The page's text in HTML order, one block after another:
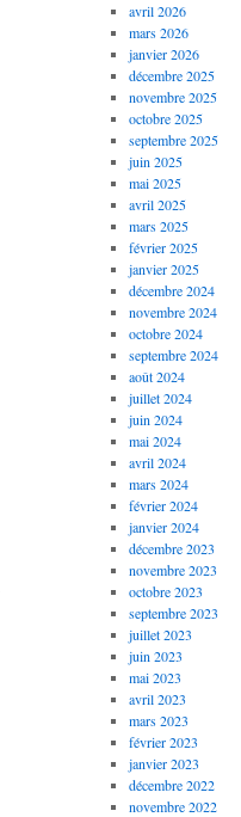
avril 2026
mars 2026
janvier 2026
décembre 2025
novembre 2025
octobre 2025
septembre 2025
juin 2025
mai 2025
avril 2025
mars 2025
février 2025
janvier 2025
décembre 2024
novembre 2024
octobre 2024
septembre 2024
août 2024
juillet 2024
juin 2024
mai 2024
avril 2024
mars 2024
février 2024
janvier 2024
décembre 2023
novembre 2023
octobre 2023
septembre 2023
juillet 2023
juin 2023
mai 2023
avril 2023
mars 2023
février 2023
janvier 2023
décembre 2022
novembre 2022